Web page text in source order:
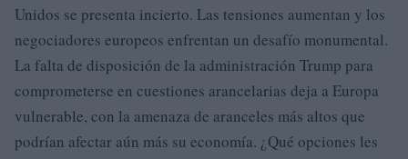
Unidos se presenta incierto. Las tensiones aumentan y los
negociadores europeos enfrentan un desafío monumental.
La falta de disposición de la administración Trump para
comprometerse en cuestiones arancelarias deja a Europa
vulnerable, con la amenaza de aranceles más altos que
podrían afectar aún más su economía. ¿Qué opciones les